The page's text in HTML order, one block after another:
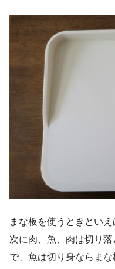
まな板を使うときとい
次に肉、魚、肉は切り
で、魚は切り身ならま